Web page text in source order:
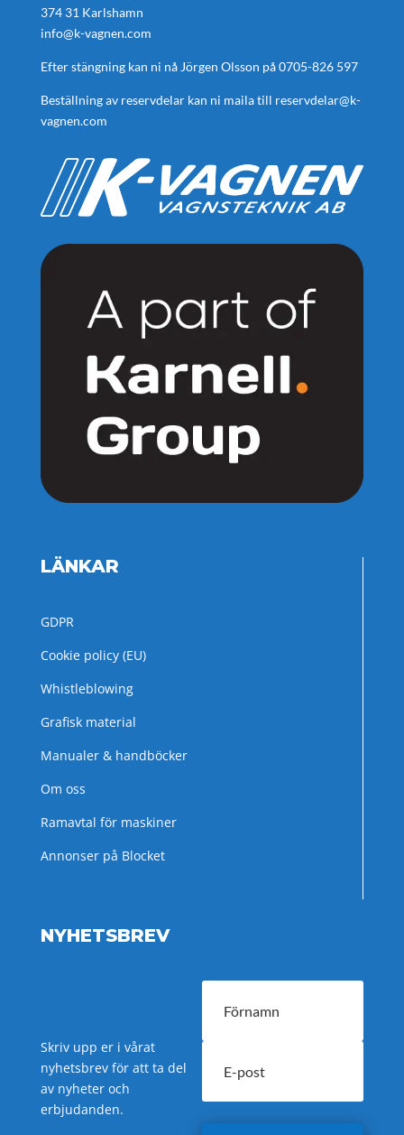
374 31 Karlshamn
info@k-vagnen.com
Efter stängning kan ni nå Jörgen Olsson på0705-826 597
Beställning av reservdelar kan ni maila till reservdelar@k-
vagnen.com
LÄNKAR
GDPR
Cookie policy (EU)
Whistleblowing
Grafisk material
Manualer & handböcker
Om oss
Ramavtal för maskiner
Annonser på Blocket
NYHETSBREV
Skriv upp er i vårat
nyhetsbrev för att ta del
av nyheter och
erbjudanden.